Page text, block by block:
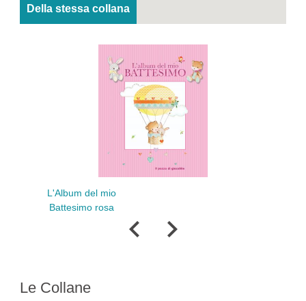
Della stessa collana
L'Album del mio
Battesimo rosa
Le Collane